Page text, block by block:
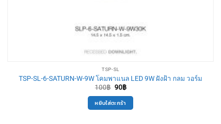
TSP-SL
TSP-SL-6-SATURN-W-9W โคมพาแนล LED 9W ฝังฝ้า กลม วอร์ม
100฿ Original
was:
100฿.
90฿Current
90฿.
หยิบใส่ตะกร้า